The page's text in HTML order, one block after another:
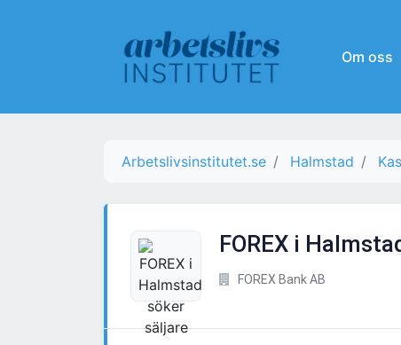
Om oss
Arbetslivsinstitutet.se Halmstad
FOREX i
FOREX Bank AB